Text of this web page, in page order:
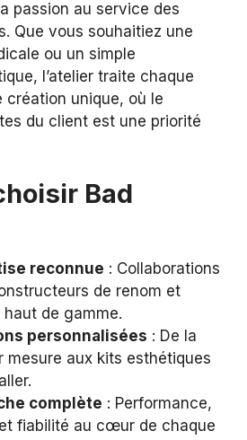
passion au service des
Que vous souhaitiez une
ou un simple
l’atelier traite chaque
création unique, où le
du client est une priorité
Bad
reconnue : Collaborations
de renom et
de gamme.
personnalisées : De la
mesure aux kits esthétiques
complète : Performance,
fiabilité au cœur de chaque